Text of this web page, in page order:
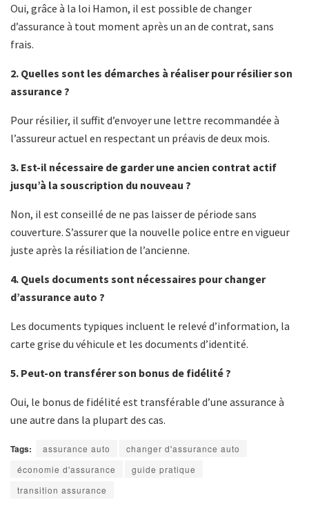
Oui, grâce à la loi Hamon, il est possible de changer
d’assurance à tout moment après un an de contrat, sans
frais.
2. Quelles sont les démarches à réaliser pour résilier son
assurance ?
Pour résilier, il suffit d’envoyer une lettre recommandée à
l’assureur actuel en respectant un préavis de deux mois.
3. Est-il nécessaire de garder une ancien contrat actif
jusqu’à la souscription du nouveau ?
Non, il est conseillé de ne pas laisser de période sans
couverture. S’assurer que la nouvelle police entre en vigueur
juste après la résiliation de l’ancienne.
4. Quels documents sont nécessaires pour changer
d’assurance auto ?
Les documents typiques incluent le relevé d’information, la
carte grise du véhicule et les documents d’identité.
5. Peut-on transférer son bonus de fidélité ?
Oui, le bonus de fidélité est transférable d’une assurance à
une autre dans la plupart des cas.
Tags: assurance auto
changer d'assurance auto
économie d'assurance
guide pratique
transition assurance